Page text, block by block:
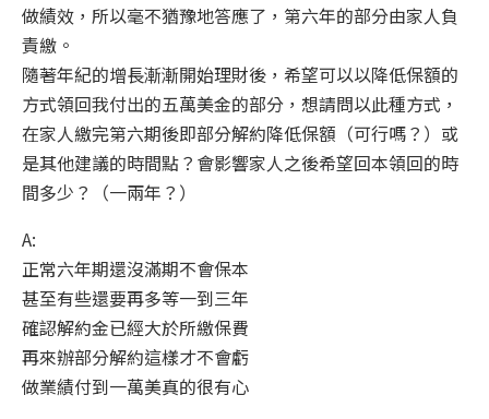
做績效，所以毫不猶豫地答應了，第六年的部分由家人負
責繳。
隨著年紀的增長漸漸開始理財後，希望可以以降低保額的
方式領回我付出的五萬美金的部分，想請問以此種方式，
在家人繳完第六期後即部分解約降低保額（可行嗎？）或
是其他建議的時間點？會影響家人之後希望回本領回的時
間多少？（一兩年？）
A:
正常六年期還沒滿期不會保本
甚至有些還要再多等一到三年
確認解約金已經大於所繳保費
再來辦部分解約這樣才不會虧
做業績付到一萬美真的很有心